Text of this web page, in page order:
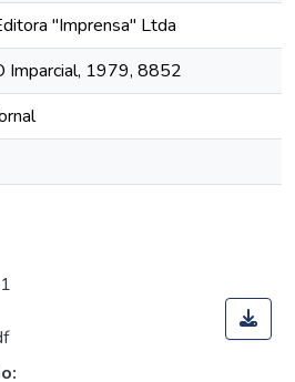
"Imprensa" Ltda
Imparcial, 1979, 8852